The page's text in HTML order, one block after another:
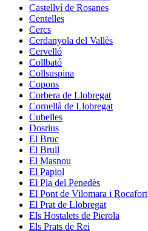
Castellví de Rosanes
Centelles
Cercs
Cerdanyola del Vallès
Cervelló
Collbató
Collsuspina
Copons
Corbera de Llobregat
Cornellà de Llobregat
Cubelles
Dosrius
El Bruc
El Brull
El Masnou
El Papiol
El Pla del Penedès
El Pont de Vilomara i Rocafort
El Prat de Llobregat
Els Hostalets de Pierola
Els Prats de Rei